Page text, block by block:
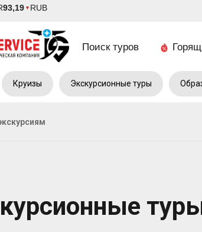
Поиск туров
93,19 ▼ RUB
Круизы Экскурсионные туры